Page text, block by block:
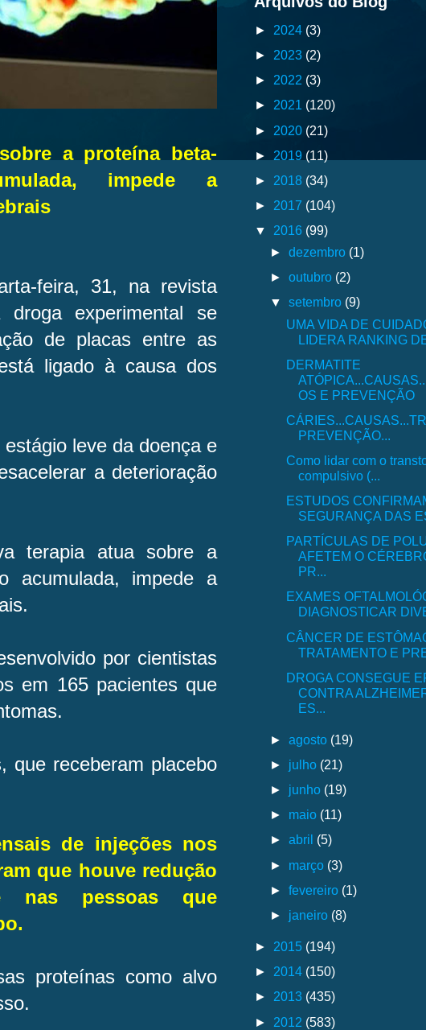
a proteína beta-
impede a
feira, 31, na revista
experimental se
de placas entre as
ligado à causa dos
leve da doença e
a deterioração
terapia atua sobre a
acumulada, impede a
por cientistas
em 165 pacientes que
que receberam placebo
de injeções nos
que houve redução
nas pessoas que
proteínas como alvo
► 2024 (3)
► 2023 (2)
► 2022 (3)
► 2021 (120)
► 2020 (21)
► 2019 (11)
► 2018 (34)
► 2017 (104)
▼ 2016 (99)
►dezembro (1)
►outubro (2)
▼setembro (9)
UMA VIDA DE
LIDERA RANKING
DERMATITE
OS E PREVENÇÃO
PREVENÇÃO...
Como lidar com o
compulsivo (...
ESTUDOS
SEGURANÇA DAS
PARTÍCULAS DE
AFETEM O
PR...
EXAMES
DIAGNOSTICAR
CÂNCER DE
TRATAMENTO E
DROGA CONSEGUE
CONTRA
ES...
►agosto (19)
► julho (21)
► junho (19)
► maio (11)
►abril (5)
► março (3)
►fevereiro (1)
► janeiro (8)
► 2015 (194)
► 2014 (150)
► 2013 (435)
► 2012 (583)